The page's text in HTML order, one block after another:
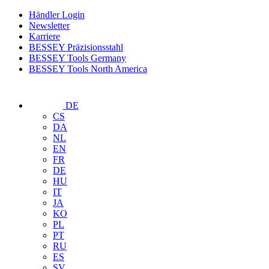
Händler Login
Newsletter
Karriere
BESSEY Präzisionsstahl
BESSEY Tools Germany
BESSEY Tools North America
DE
CS
DA
NL
EN
FR
DE
HU
IT
JA
KO
PL
PT
RU
ES